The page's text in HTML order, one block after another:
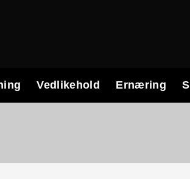
Vedlikehold Ernæring